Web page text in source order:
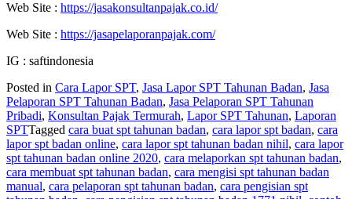
Web Site : https://jasakonsultanpajak.co.id/
Web Site : https://jasapelaporanpajak.com/
IG : saftindonesia
Posted in Cara Lapor SPT, Jasa Lapor SPT Tahunan Badan, Jasa
Pelaporan SPT Tahunan Badan, Jasa Pelaporan SPT Tahunan
Pribadi, Konsultan Pajak Termurah, Lapor SPT Tahunan, Laporan
SPTTagged cara buat spt tahunan badan, cara lapor spt badan, cara
lapor spt badan online, cara lapor spt tahunan badan nihil, cara lapor
spt tahunan badan online 2020, cara melaporkan spt tahunan badan,
cara membuat spt tahunan badan, cara mengisi spt tahunan badan
manual, cara pelaporan spt tahunan badan, cara pengisian spt